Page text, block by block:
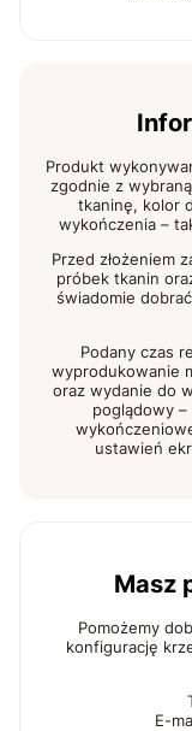
Produkt
zgodnie z
tkaninę, kolor
wykończenia –
Przed złożeniem
próbek tkanin
świadomie
Podany czas
wyprodukowanie
oraz wydanie do
poglądowy
ustawień
Masz
Pomożemy
konfigurację
E-